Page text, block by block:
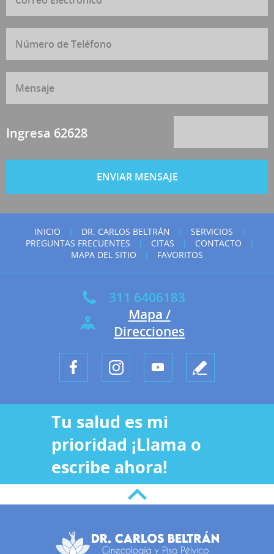
Ingresa 62628
INICIO | DR. CARLOS BELTRÁN | SERVICIOS
|
PREGUNTAS FRECUENTES
| CITAS | CONTACTO
|
MAPA DEL SITIO
| FAVORITOS
311 6406183
Mapa /
Direcciones
Tu salud es mi
prioridad ¡Llama o
escribe ahora!